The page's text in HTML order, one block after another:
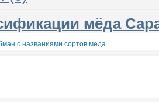
мёда
с названиями сортов меда